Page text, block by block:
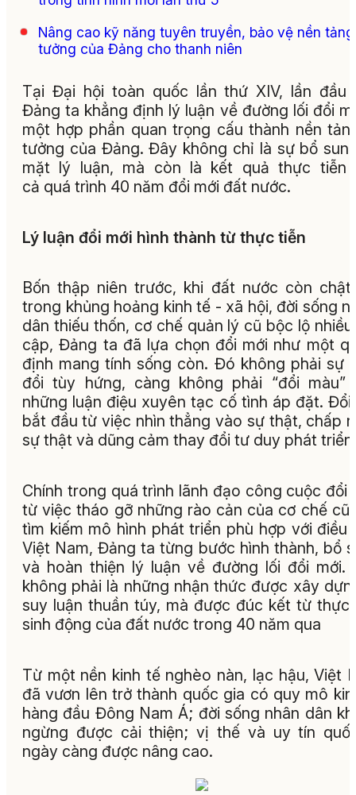
Nâng cao kỹ năng tuyên truyền, bảo vệ nền
tưởng của Đảng cho thanh niên
Tại Đại hội toàn quốc lần thứ XIV, lần đầu
Đảng ta khẳng định lý luận về đường lối đổi
một hợp phần quan trọng cấu thành nền
tưởng của Đảng. Đây không chỉ là sự bổ
mặt lý luận, mà còn là kết quả thực tiễn
cả quá trình 40 năm đổi mới đất nước.
Lý luận đổi mới hình thành từ thực tiễn
Bốn thập niên trước, khi đất nước còn
trong khủng hoảng kinh tế - xã hội, đời sống
dân thiếu thốn, cơ chế quản lý cũ bộc lộ
cập, Đảng ta đã lựa chọn đổi mới như một
định mang tính sống còn. Đó không phải sự
đổi tùy hứng, càng không phải “đổi màu”
những luận điệu xuyên tạc cố tình áp đặt. Đổi
bắt đầu từ việc nhìn thẳng vào sự thật, chấp
sự thật và dũng cảm thay đổi tư duy phát triển.
Chính trong quá trình lãnh đạo công cuộc đổi
từ việc tháo gỡ những rào cản của cơ chế cũ
tìm kiếm mô hình phát triển phù hợp với điều
Việt Nam, Đảng ta từng bước hình thành, bổ
và hoàn thiện lý luận về đường lối đổi mới.
không phải là những nhận thức được xây
suy luận thuần túy, mà được đúc kết từ thực
sinh động của đất nước trong 40 năm qua
Từ một nền kinh tế nghèo nàn, lạc hậu, Việt
đã vươn lên trở thành quốc gia có quy mô
hàng đầu Đông Nam Á; đời sống nhân dân
ngừng được cải thiện; vị thế và uy tín
ngày càng được nâng cao.